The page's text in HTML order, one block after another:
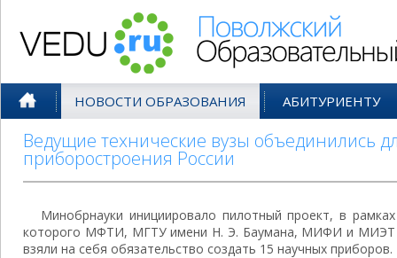
НОВОСТИ ОБРАЗОВАНИЯ АБИТУРИЕНТУ
Ведущие технические вузы объединились
приборостроения России
Минобрнауки инициировало пилотный проект, в рамках
которого МФТИ, МГТУ имени Н. Э. Баумана, МИФИ и МИЭТ
взяли на себя обязательство создать 15 научных приборов.